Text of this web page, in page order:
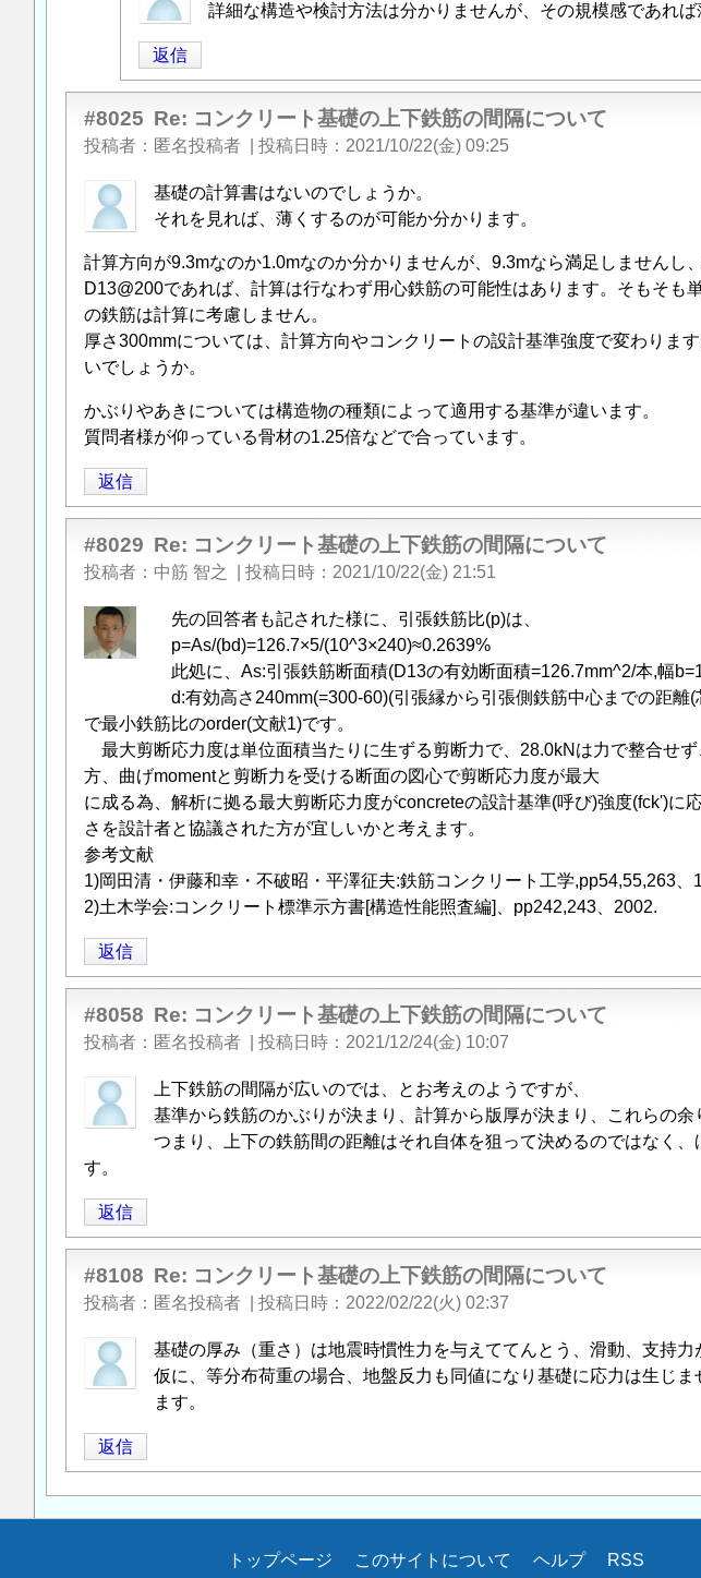
返
信
ー
ト
基
の
上
鉄
筋
の
間
隔
に
つ
て」
へ
の
返
名
稿
者
に
よ
「Re:
コ
ク
リ
ー
ト
基
礎
の
鉄
筋
て」
へ
の
返
信
詳細な構造や検討方法は分かりませんが、その規模感であれば
返信
#8025 Re: コンクリート基礎の上下鉄筋の間隔について
投稿者 匿名投稿者 投稿日時 2021/10/22(金) 09:25
基礎の計算書はないのでしょうか。
それを見れば、薄くするのが可能か分かります。
計算方向が9.3mなのか1.0mなのか分かりませんが、9.3mなら満足しませんし
D13@200であれば、計算は行なわず用心鉄筋の可能性はあります。そもそも
の鉄筋は計算に考慮しません。
厚さ300mmについては、計算方向やコンクリートの設計基準強度で変わりま
いでしょうか。
かぶりやあきについては構造物の種類によって適用する基準が違います。
質問者様が仰っている骨材の1.25倍などで合っています。
返信
#8029 Re: コンクリート基礎の上下鉄筋の間隔について
投稿者 中筋 智之 投稿日時 2021/10/22(金) 21:51
先の回答者も記された様に、引張鉄筋比(p)は、
p=As/(bd)=126.7×5/(10^3×240)≈0.2639%
此処に、As:引張鉄筋断面積(D13の有効断面積=126.7mm^2/本,幅
d:有効高さ240mm(=300-60)(引張縁から引張側鉄筋中心までの距離(芯
で最小鉄筋比のorder(文献1)です。
最大剪断応力度は単位面積当たりに生ずる剪断力で、28.0kNは力で整合せ
方、曲げmomentと剪断力を受ける断面の図心で剪断応力度が最大
に成る為、解析に拠る最大剪断応力度がconcreteの設計基準(呼び)強度(fck')に
さを設計者と協議された方が宜しいかと考えます。
参考文献
1)岡田清・伊藤和幸・不破昭・平澤征夫:鉄筋コンクリート工学,pp54,55,263、
2)土木学会:コンクリート標準示方書[構造性能照査編]、pp242,243、2002.
返信
#8058 Re: コンクリート基礎の上下鉄筋の間隔について
投稿者 匿名投稿者 投稿日時 2021/12/24(金) 10:07
上下鉄筋の間隔が広いのでは、とお考えのようですが、
基準から鉄筋のかぶりが決まり、計算から版厚が決まり、これらの余
つまり、上下の鉄筋間の距離はそれ自体を狙って決めるのではなく
す。
返信
#8108 Re: コンクリート基礎の上下鉄筋の間隔について
投稿者 匿名投稿者 投稿日時 2022/02/22(火) 02:37
基礎の厚み（重さ）は地震時慣性力を与えててんとう、滑動、支持力
仮に、等分布荷重の場合、地盤反力も同値になり基礎に応力は生じ
ます。
返信
トップページ このサイトについて ヘルプ RSS